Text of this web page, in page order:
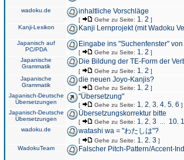
wadoku.de inhaltliche Vorschläge
[ Gehe zu Seite: 1 2 ]
Kanji-Lexikon
Kanji Lernprojekt (mit Wadoku
Japanisch auf
PC/PDA
Eingabe ins "Suchenfenster"
[ Gehe zu Seite: 1 2 ]
Japanische
Grammatik
Die Bildung der TE-Form der
[ Gehe zu Seite: 1 2 ]
Japanische
Grammatik
die neuen Joyo-Kanjis?
[ Gehe zu Seite: 1 2 ]
Japanisch-Deutsche
Übersetzungen
"Übersetzung"
[ Gehe zu Seite: 1 2 3 4 5 6 ]
Japanisch-Deutsche
Übersetzungen
Übersetzungskorrektur bitte
[ Gehe zu Seite: 1 2 3 10
wadoku.de
watashi wa = "わたしは"?
[ Gehe zu Seite: 1 2 3 ]
WadokuTeam
Falscher Pitch-Pattern/Accent-